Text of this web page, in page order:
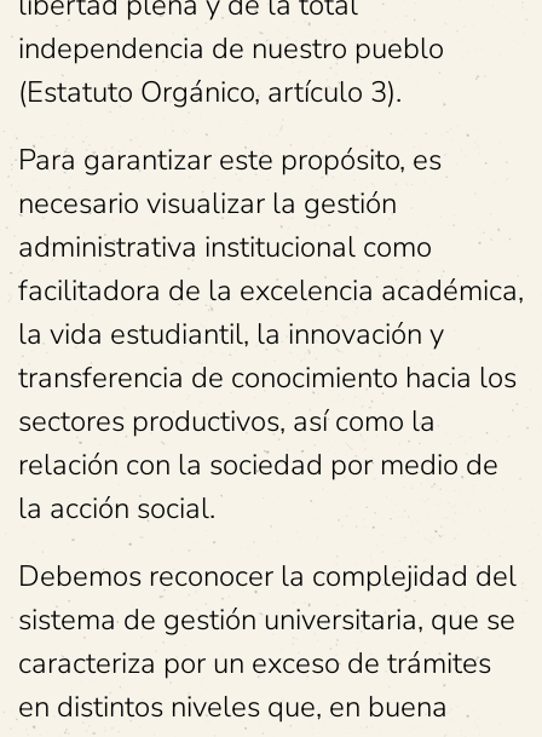
independencia de nuestro pueblo
(Estatuto Orgánico, artículo 3).
Para garantizar este propósito, es
necesario visualizar la gestión
administrativa institucional como
facilitadora de la excelencia académica,
la vida estudiantil, la innovación y
transferencia de conocimiento hacia los
sectores productivos, así como la
relación con la sociedad por medio de
la acción social.
Debemos reconocer la complejidad del
sistema de gestión universitaria, que se
caracteriza por un exceso de trámites
en distintos niveles que, en buena